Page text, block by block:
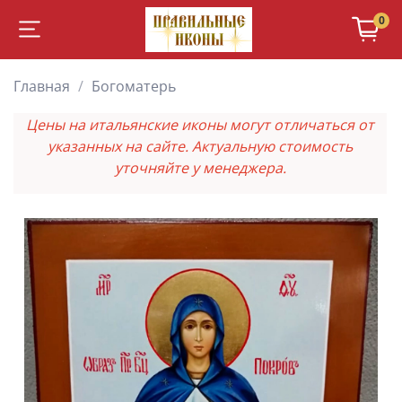
0
Главная
Богоматерь
Цены на итальянские иконы могут отличаться от
указанных на сайте. Актуальную стоимость
уточняйте у менеджера.